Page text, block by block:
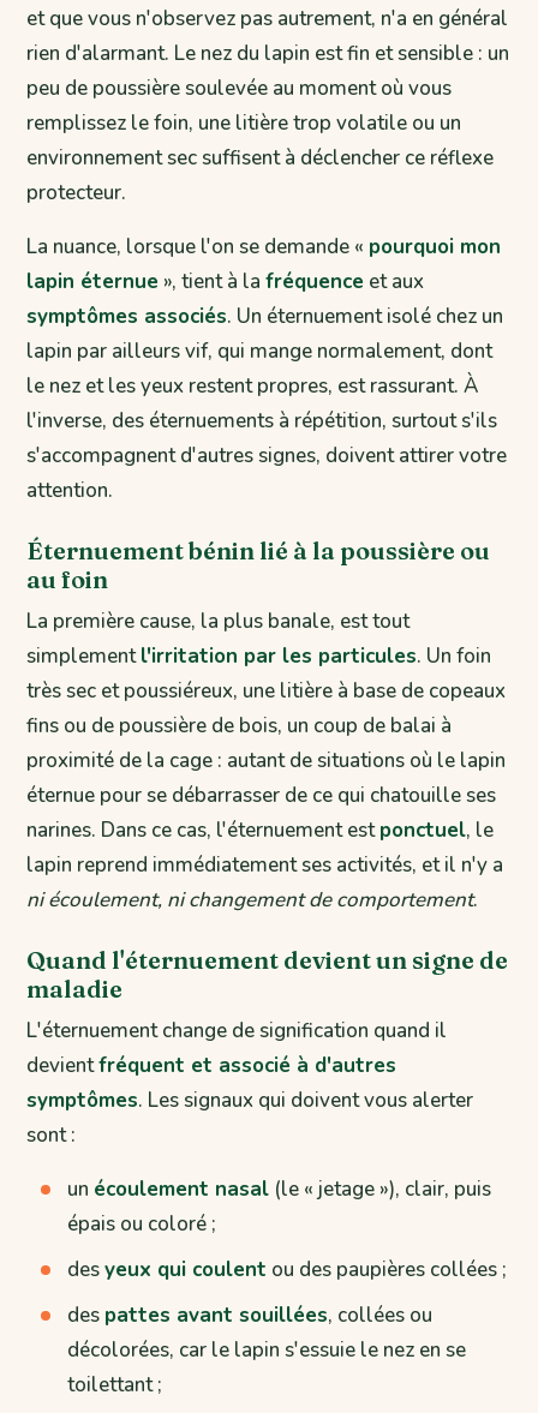
et que vous n'observez pas autrement, n'a en général
rien d'alarmant. Le nez du lapin est fin et sensible : un
peu de poussière soulevée au moment où vous
remplissez le foin, une litière trop volatile ou un
environnement sec suffisent à déclencher ce réflexe
protecteur.
La nuance, lorsque l'on se demande « pourquoi mon
lapin éternue », tient à la fréquence et aux
symptômes associés. Un éternuement isolé chez un
lapin par ailleurs vif, qui mange normalement, dont
le nez et les yeux restent propres, est rassurant. À
l'inverse, des éternuements à répétition, surtout s'ils
s'accompagnent d'autres signes, doivent attirer votre
attention.
Éternuement bénin lié à la poussière ou
au foin
La première cause, la plus banale, est tout
simplementl'irritation par les particules. Un foin
très sec et poussiéreux, une litière à base de copeaux
fins ou de poussière de bois, un coup de balai à
proximité de la cage : autant de situations où le lapin
éternue pour se débarrasser de ce qui chatouille ses
narines. Dans ce cas, l'éternuement estponctuel, le
lapin reprend immédiatement ses activités, et il n'y a
ni écoulement, ni changement de comportement.
Quand l'éternuement devient un signe de
maladie
L'éternuement change de signification quand il
devientfréquent et associé à d'autres
symptômes. Les signaux qui doivent vous alerter
sont :
un écoulement nasal (le « jetage »), clair, puis
épais ou coloré ;
desyeux qui coulent ou des paupières collées ;
des pattes avant souillées, collées ou
décolorées, car le lapin s'essuie le nez en se
toilettant ;